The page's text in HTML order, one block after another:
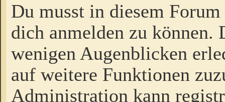
Du musst in diesem
dich anmelden zu
wenigen Augenblicken
auf weitere Funktionen
Administration kann